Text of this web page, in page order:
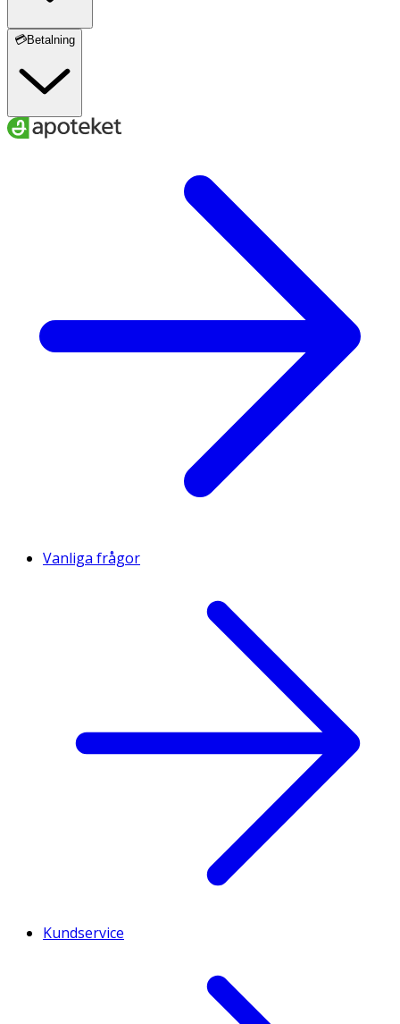
💳Betalning
Vanliga frågor
Kundservice